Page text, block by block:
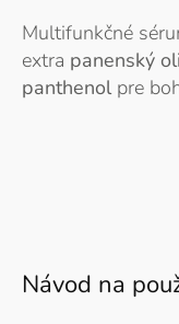
Multifunkčné
extra panenský
panthenolpre
Návod na